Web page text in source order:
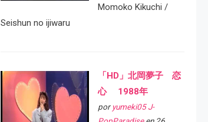
Momoko Kikuchi /
Seishun no ijiwaru
「HD」北岡夢子 恋
心 1988年
por yumeki05 J-